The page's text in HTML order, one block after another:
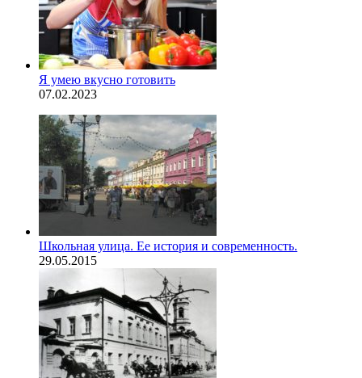
Я умею вкусно готовить
07.02.2023
Школьная улица. Ее история и современность.
29.05.2015